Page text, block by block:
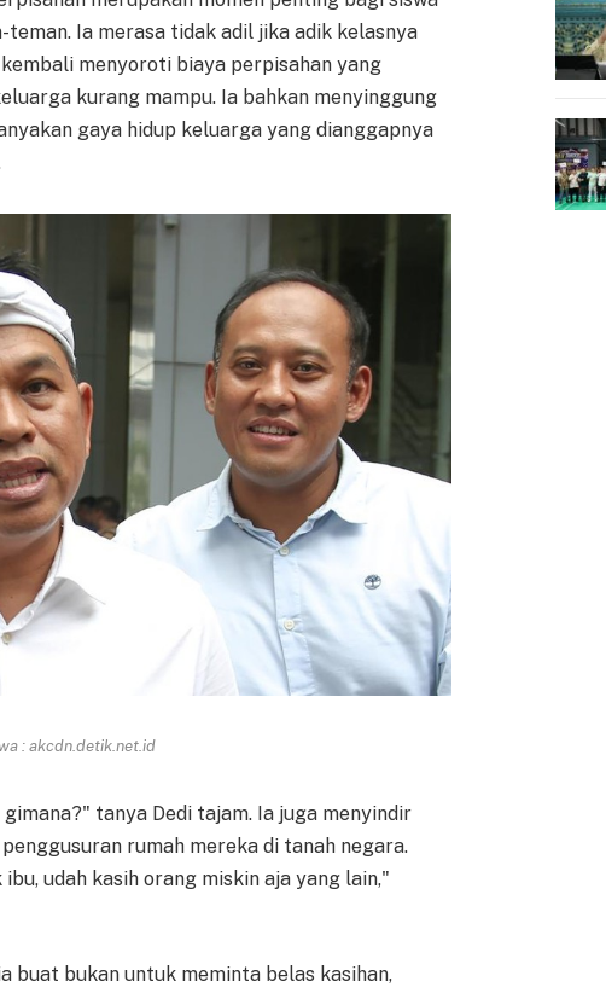
Ia merasa tidak adil jika adik kelasnya
menyoroti biaya perpisahan yang
kurang mampu. Ia bahkan menyinggung
gaya hidup keluarga yang dianggapnya
: akcdn.detik.net.id
tanya Dedi tajam. Ia juga menyindir
rumah mereka di tanah negara.
udah kasih orang miskin aja yang lain,"
buat bukan untuk meminta belas kasihan,